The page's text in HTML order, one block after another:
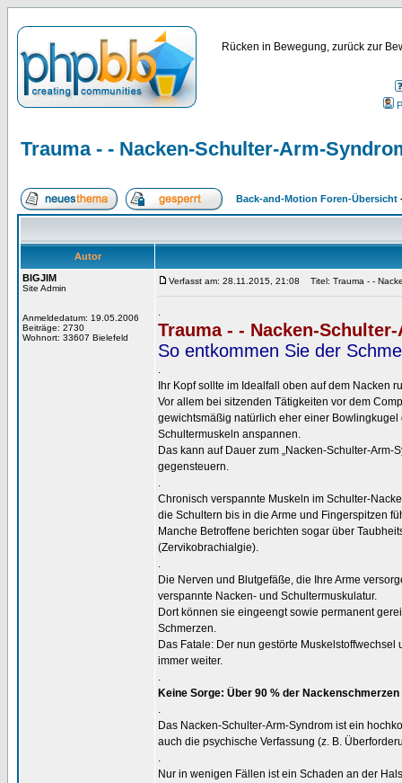
Rücken in Bewegung, zurück zur
Trauma - - Nacken-Schulter-Arm-
Back-and-Motion Foren-Übersicht
Autor
BIGJIM
Site Admin
Anmeldedatum: 19.05.2006
Beiträge: 2730
Wohnort: 33607 Bielefeld
Verfasst am: 28.11.2015, 21:08 Titel: Trauma - -
.
Trauma - - Nacken-
So entkommen Sie der
.
Ihr Kopf sollte im Idealfall oben auf dem Nacken
Vor allem bei sitzenden Tätigkeiten vor dem
gewichtsmäßig natürlich eher einer
Schultermuskeln anspannen.
Das kann auf Dauer zum „Nacken-Schulter-
gegensteuern.
.
Chronisch verspannte Muskeln im Schulter-
die Schultern bis in die Arme und Fingerspitzen
Manche Betroffene berichten sogar über
(Zervikobrachialgie).
.
Die Nerven und Blutgefäße, die Ihre Arme
verspannte Nacken- und Schultermuskulatur.
Dort können sie eingeengt sowie permanent
Schmerzen.
Das Fatale: Der nun gestörte
immer weiter.
.
Keine Sorge: Über 90 % der
.
Das Nacken-Schulter-Arm-Syndrom ist ein
auch die psychische Verfassung (z. B.
.
Nur in wenigen Fällen ist ein Schaden an der